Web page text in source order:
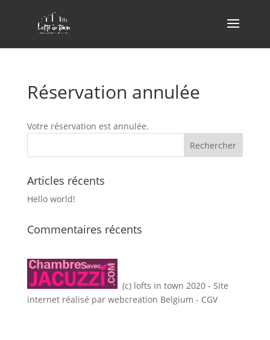
Réservation annulée
Votre réservation est annulée.
Articles récents
Hello world!
Commentaires récents
(c) lofts in town 2020 - Site
internet réalisé par webcreation Belgium - CGV